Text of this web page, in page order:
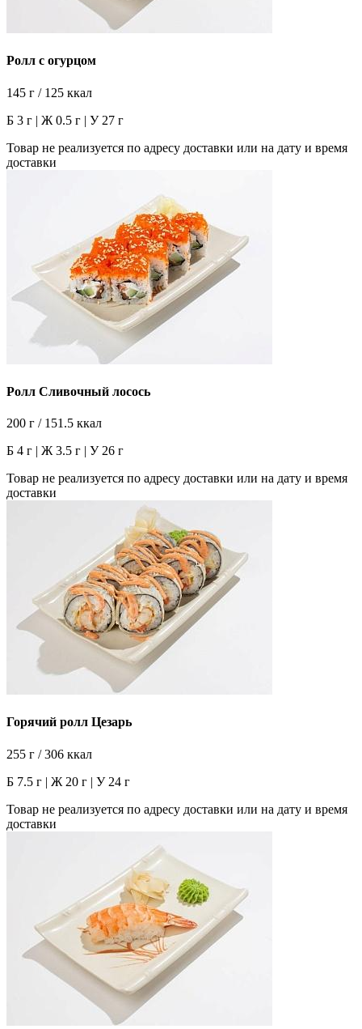
Ролл с огурцом
145 г / 125 ккал
Б 3 г | Ж 0.5 г | У 27 г
Товар не реализуется по адресу доставки или на дату и время
доставки
Ролл Сливочный лосось
200 г / 151.5 ккал
Б 4 г | Ж 3.5 г | У 26 г
Товар не реализуется по адресу доставки или на дату и время
доставки
Горячий ролл Цезарь
255 г / 306 ккал
Б 7.5 г | Ж 20 г | У 24 г
Товар не реализуется по адресу доставки или на дату и время
доставки